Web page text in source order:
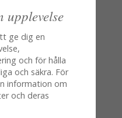
upplevelse
ge dig en
och för hålla
och säkra. För
information om
och deras